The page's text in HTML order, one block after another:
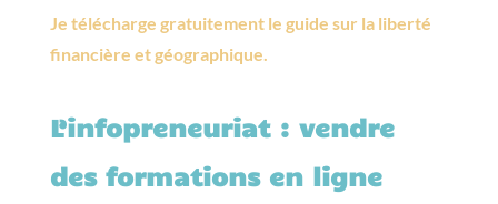
Je télécharge gratuitement le guide sur la liberté
financière et géographique.
L’infopreneuriat : vendre
des formations en ligne